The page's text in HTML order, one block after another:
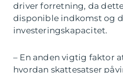
driver forretning, da
disponible indkomst og
investeringskapacitet.
– En anden vigtig faktor
hvordan skattesatser